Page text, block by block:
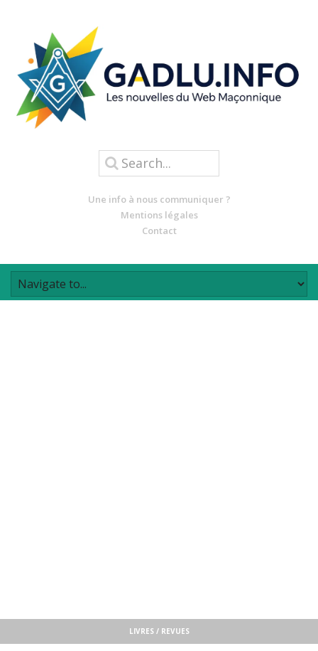
Une info à nous communiquer ?
Mentions légales
Contact
LIVRES / REVUES